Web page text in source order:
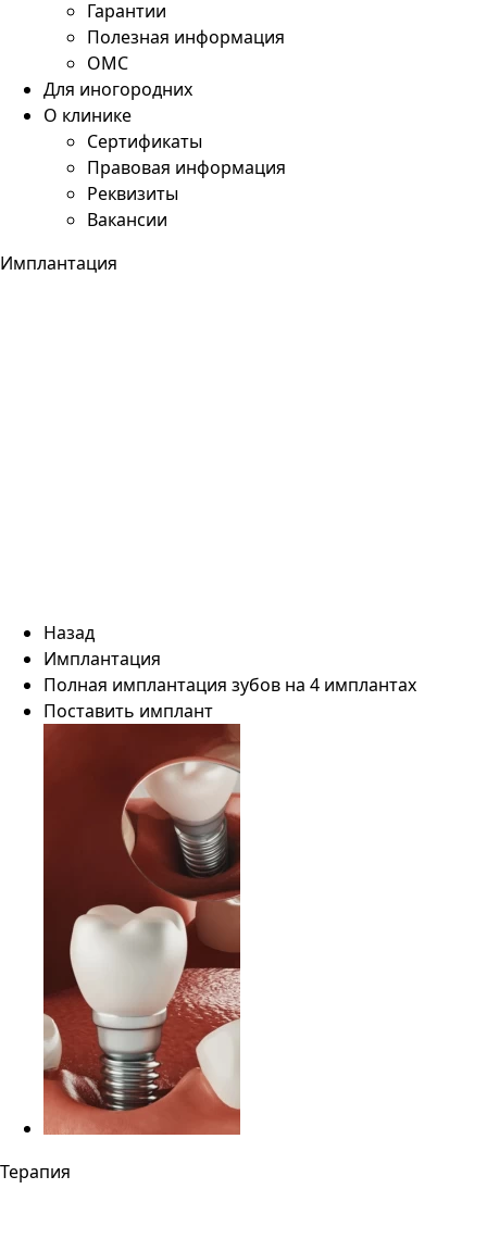
Гарантии
Полезная информация
ОМС
Для иногородних
О клинике
Сертификаты
Правовая информация
Реквизиты
Вакансии
Имплантация
Назад
Имплантация
Полная имплантация зубов на 4 имплантах
Поставить имплант
Терапия